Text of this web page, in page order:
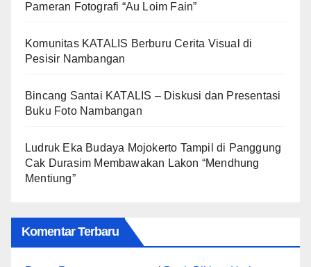
Pameran Fotografi “Au Loim Fain”
Komunitas KATALIS Berburu Cerita Visual di
Pesisir Nambangan
Bincang Santai KATALIS – Diskusi dan Presentasi
Buku Foto Nambangan
Ludruk Eka Budaya Mojokerto Tampil di Panggung
Cak Durasim Membawakan Lakon “Mendhung
Mentiung”
Komentar Terbaru